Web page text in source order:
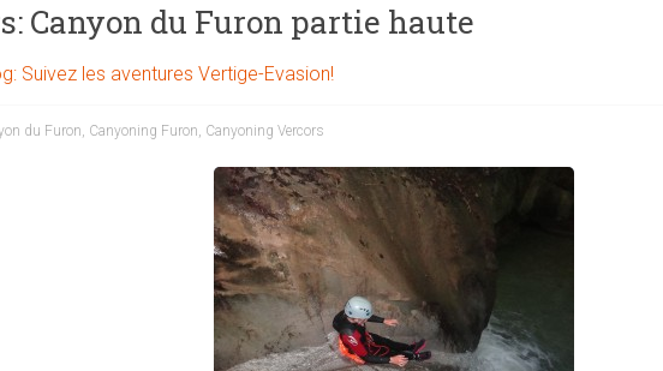
Canyon du Furon partie haute
Suivez les aventures Vertige-Evasion!
du Furon, Canyoning Furon, Canyoning Vercors